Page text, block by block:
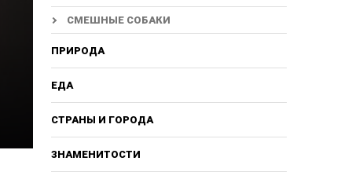
СМЕШНЫЕ СОБАКИ
ПРИРОДА
ЕДА
СТРАНЫ И ГОРОДА
ЗНАМЕНИТОСТИ